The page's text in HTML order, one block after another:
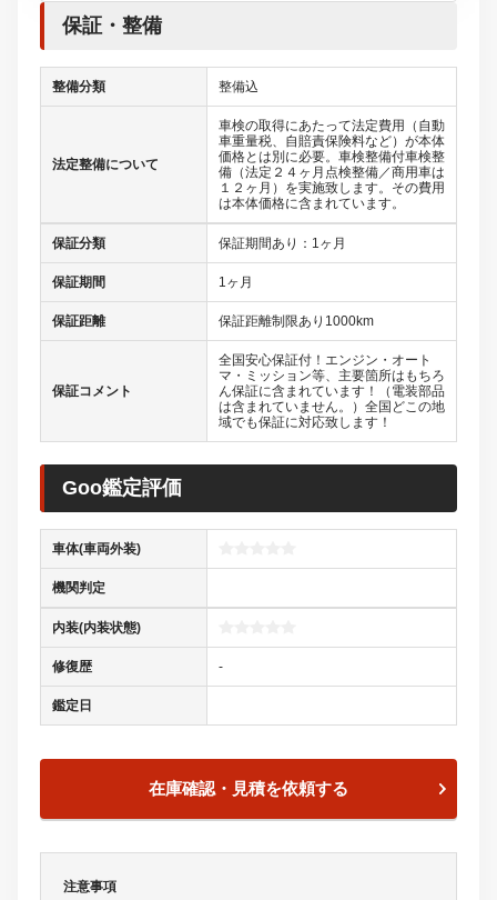
保証・整備
整備分類 整備込
法定整備について
車検の取得にあたって法定費用（自動
車重量税、自賠責保険料など）が本体
価格とは別に必要。車検整備付車検整
備（法定２４ヶ月点検整備／商用車は
１２ヶ月）を実施致します。その費用
は本体価格に含まれています。
保証分類 保証期間あり：1ヶ月
保証期間 1ヶ月
保証距離 保証距離制限あり1000km
保証コメント
全国安心保証付！エンジン・オート
マ・ミッション等、主要箇所はもちろ
ん保証に含まれています！（電装部品
は含まれていません。）全国どこの地
域でも保証に対応致します！
Goo鑑定評価
車体(車両外装)
機関判定
内装(内装状態)
修復歴 -
鑑定日
在庫確認・見積を依頼する
注意事項